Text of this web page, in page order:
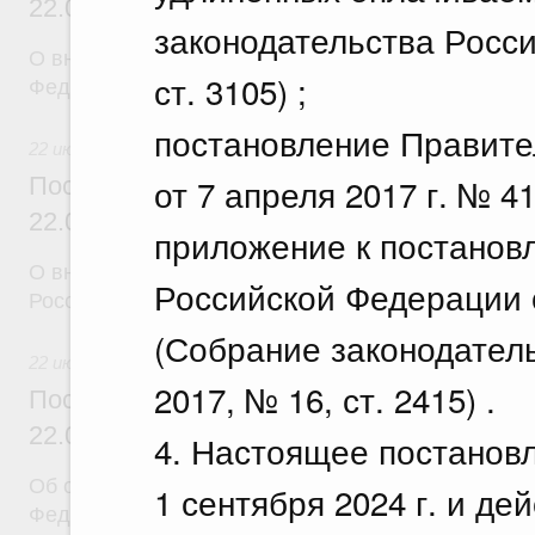
законодательства
ст. 3105) ;
постановление
от 7 апреля 2017 г. №
приложение к
Российской
(Собрание
2017, № 16, ст. 2415) .
4. Настоящее
1 сентября 2024 г. и
22.07.2026 г. № 924
О внесении изменения в постановление
Федерации от 28 марта 2026 г. № 329
Постановление Правительства
22.07.2026 г. № 925
О внесении изменений в некоторые акты
Российской Федерации
Постановление Правительства
22.07.2026 г. № 922
Об особенностях применения положений
Федерации в сфере водоснабжения и